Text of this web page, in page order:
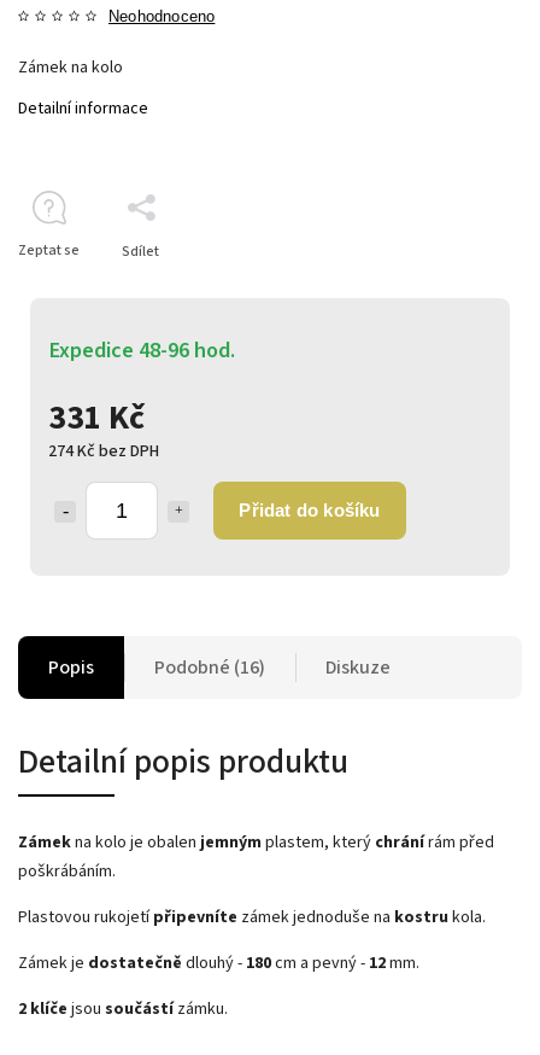
Neohodnoceno
331 Kč
274 Kč bez DPH
Přidat do košíku
Expedice 48-96 hod.
Zámek na kolo
Detailní informace
Zeptat se Sdílet
Popis Podobné (16) Diskuze
Detailní popis produktu
Zámekna kolo je obalen jemným plastem, který chránírám před
poškrábáním.
Plastovou rukojetípřipevníte zámek jednoduše na kostru kola.
Zámek je dostatečně dlouhý - 180cm a pevný - 12mm.
2 klíče jsou součástízámku.